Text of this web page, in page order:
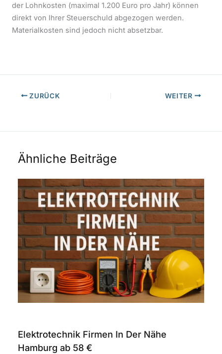
der Lohnkosten (maximal 1.200 Euro pro Jahr) können
direkt von Ihrer Steuerschuld abgezogen werden.
Materialkosten sind jedoch nicht absetzbar.
ZURÜCK WEITER
Ähnliche Beiträge
Elektrotechnik Firmen In Der Nähe
Hamburg ab 58 €